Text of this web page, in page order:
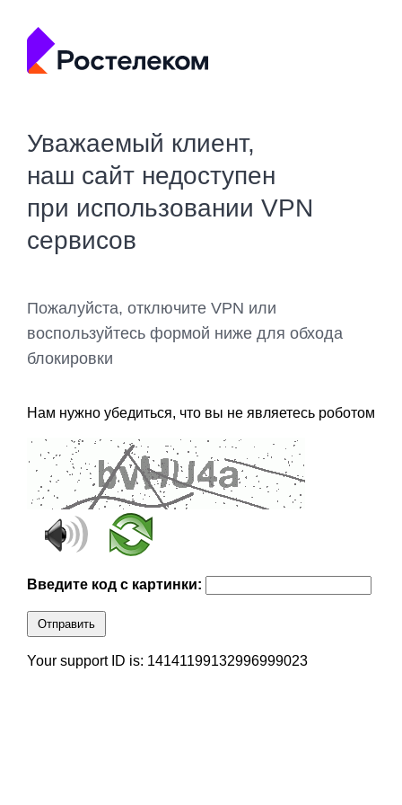
Уважаемый клиент,
наш сайт недоступен
при использовании VPN
сервисов
Пожалуйста, отключите VPN или
воспользуйтесь формой ниже для обхода
блокировки
Нам нужно убедиться, что вы не являетесь роботом
Введите код с картинки:
Отправить
Your support ID is: 14141199132996999023